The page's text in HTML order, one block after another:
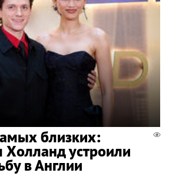
близких:
Холланд устроили
в Англии